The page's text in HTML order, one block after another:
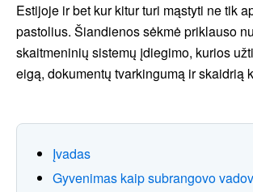
Estijoje ir bet kur kitur turi mąstyti ne tik
pastolius. Šiandienos sėkmė priklauso
skaitmeninių sistemų įdiegimo, kurios
eigą, dokumentų tvarkingumą ir skaidrią
Įvadas
Gyvenimas kaip subrangovo